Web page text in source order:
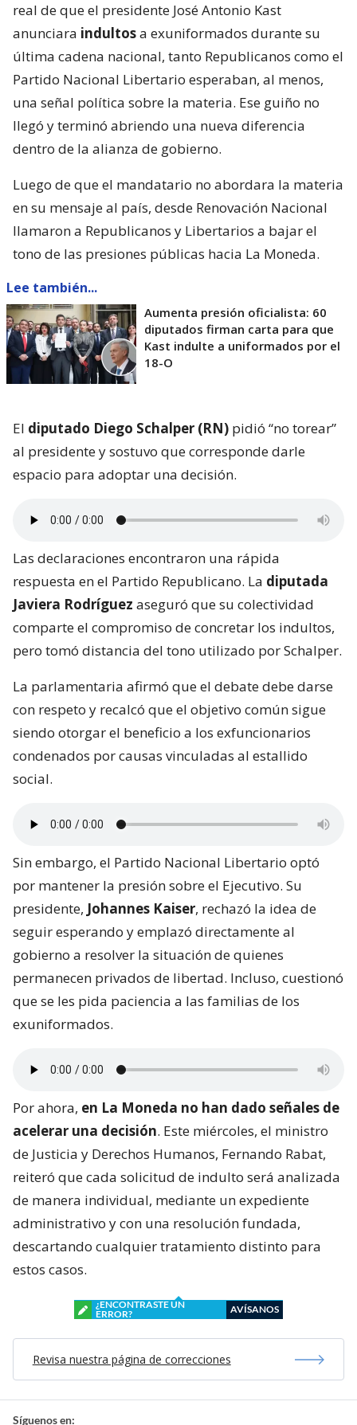
real de que el presidente José Antonio Kast
anunciara indultosa exuniformados durante su
última cadena nacional, tanto Republicanos como el
Partido Nacional Libertario esperaban, al menos,
una señal política sobre la materia. Ese guiño no
llegó y terminó abriendo una nueva diferencia
dentro de la alianza de gobierno.
Luego de que el mandatario no abordara la materia
en su mensaje al país, desde Renovación Nacional
llamaron a Republicanos y Libertarios a bajar el
tono de las presiones públicas hacia La Moneda.
Lee también...
Aumenta presión oficialista: 60
diputados firman carta para que
Kast indulte a uniformados por el
18-O
El diputado Diego Schalper (RN) pidió “no torear”
al presidente y sostuvo que corresponde darle
espacio para adoptar una decisión.
Las declaraciones encontraron una rápida
respuesta en el Partido Republicano. La diputada
Javiera Rodríguez aseguró que su colectividad
comparte el compromiso de concretar los indultos,
pero tomó distancia del tono utilizado por Schalper.
La parlamentaria afirmó que el debate debe darse
con respeto y recalcó que el objetivo común sigue
siendo otorgar el beneficio a los exfuncionarios
condenados por causas vinculadas al estallido
social.
Sin embargo, el Partido Nacional Libertario optó
por mantener la presión sobre el Ejecutivo. Su
presidente, Johannes Kaiser, rechazó la idea de
seguir esperando y emplazó directamente al
gobierno a resolver la situación de quienes
permanecen privados de libertad. Incluso, cuestionó
que se les pida paciencia a las familias de los
exuniformados.
Por ahora, en La Moneda no han dado señales de
acelerar una decisión. Este miércoles, el ministro
de Justicia y Derechos Humanos, Fernando Rabat,
reiteró que cada solicitud de indulto será analizada
de manera individual, mediante un expediente
administrativo y con una resolución fundada,
descartando cualquier tratamiento distinto para
estos casos.
¿ENCONTRASTE UN
ERROR?
AVÍSANOS
Revisa nuestra página de correcciones
Síguenos en: